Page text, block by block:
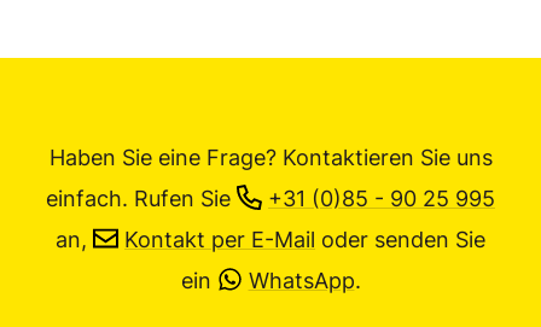
Haben Sie eine Frage? Kontaktieren Sie uns
einfach. Rufen Sie
+31 (0)85 - 90 25 995
an,
Kontakt per E-Mail oder senden Sie
ein
WhatsApp.